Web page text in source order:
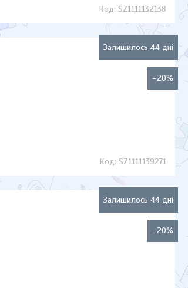
SZ1111132138
–20%
Залишилось 44 дні
SZ1111139271
–20%
Залишилось 44 дні